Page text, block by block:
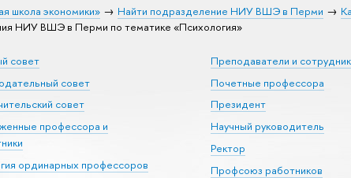
школа экономики» Найти подразделение НИУ ВШЭ в Перми
НИУ ВШЭ в Перми по тематике «Психология»
совет
совет
совет
профессора и
ординарных профессоров
Преподаватели и
Почетные профессора
Президент
Научный руководитель
Ректор
Профсоюз работников